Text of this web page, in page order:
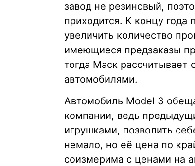
завод не резиновый,
приходится. К концу года
увеличить количество
имеющиеся предзаказы
тогда Маск рассчитывает
автомобилями.
Автомобиль Model 3
компании, ведь
игрушками, позволить
немало, но её цена по
соизмерима с ценами на